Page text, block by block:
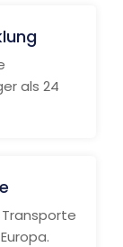
als 24